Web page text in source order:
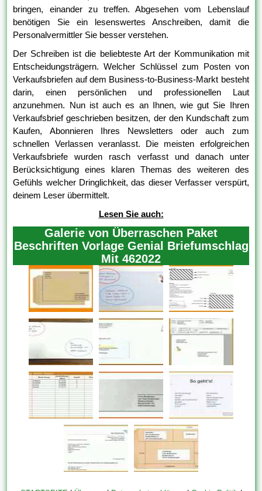
bringen, einander zu treffen. Abgesehen vom Lebenslauf
benötigen Sie ein lesenswertes Anschreiben, damit die
Personalvermittler Sie besser verstehen.
Der Schreiben ist die beliebteste Art der Kommunikation mit
Entscheidungsträgern. Welcher Schlüssel zum Posten von
Verkaufsbriefen auf dem Business-to-Business-Markt besteht
darin, einen persönlichen und professionellen Laut
anzunehmen. Nun ist auch es an Ihnen, wie gut Sie Ihren
Verkaufsbrief geschrieben besitzen, der den Kundschaft zum
Kaufen, Abonnieren Ihres Newsletters oder auch zum
schnellen Verlassen veranlasst. Die meisten erfolgreichen
Verkaufsbriefe wurden rasch verfasst und danach unter
Berücksichtigung eines klaren Themas des weiteren des
Gefühls welcher Dringlichkeit, das dieser Verfasser verspürt,
deinem Leser übermittelt.
Lesen Sie auch:
Galerie von Überraschen Paket
Beschriften Vorlage Genial Briefumschlag
Mit 462022